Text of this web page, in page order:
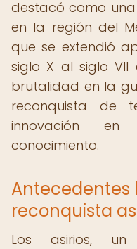
destacó como
en la región del
que se extendió
siglo X al siglo VII
brutalidad en la
reconquista de
innovación
conocimiento.
Antecedentes
reconquista
Los asirios,